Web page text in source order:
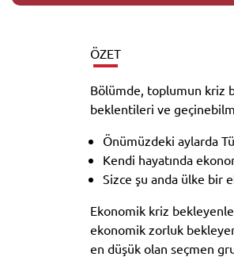
ÖZET
Bölümde, toplumun kriz
beklentileri ve
Önümüzdeki aylarda
Kendi hayatında
Sizce şu anda ülke bir
Ekonomik kriz
ekonomik zorluk
en düşük olan seçmen